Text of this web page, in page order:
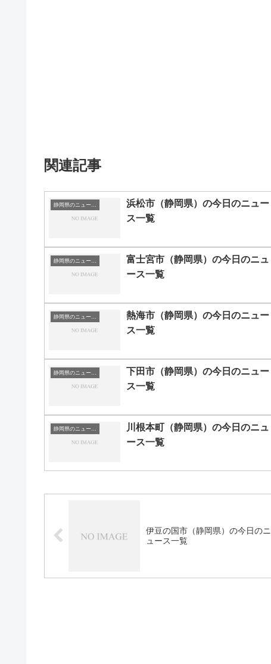
関連記事
静岡県のニュース一覧
浜松市（静岡県）の今日のニュー
ス一覧
静岡県のニュース一覧
富士宮市（静岡県）の今日のニュ
ース一覧
静岡県のニュース一覧
熱海市（静岡県）の今日のニュー
ス一覧
静岡県のニュース一覧
下田市（静岡県）の今日のニュー
ス一覧
静岡県のニュース一覧
川根本町（静岡県）の今日のニュ
ース一覧
伊豆の国市（静岡県）の今日のニ
ュース一覧